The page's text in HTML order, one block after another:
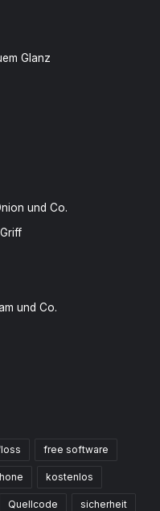
Glanz
und Co.
und Co.
free software
kostenlos
Quellcode sicherheit